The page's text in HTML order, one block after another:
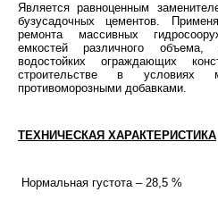
Является равноценным
бузусадочных цементов.
ремонта массивных
емкостей различного объема,
водостойких ограждающих
строительстве в
противоморозными добавками.
ТЕХНИЧЕСКАЯ ХАРАКТЕРИСТИКА
Нормальная густота – 28,5 %